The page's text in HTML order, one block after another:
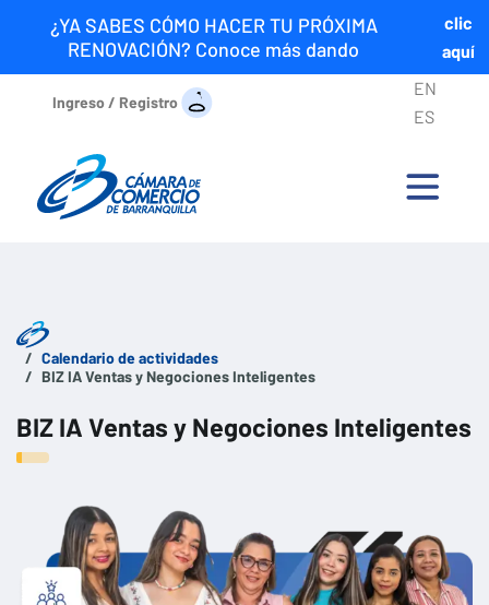
¿YA SABES CÓMO HACER TU PRÓXIMA
RENOVACIÓN? Conoce más dando
clic
aquí
Ingreso / Registro
EN
ES
Calendario de actividades
BIZ IA Ventas y Negociones Inteligentes
BIZ IA Ventas y Negociones Inteligentes